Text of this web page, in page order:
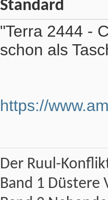
"Terra 2444 -
schon als
https://
Der Ruul-
Band 1 Düstere